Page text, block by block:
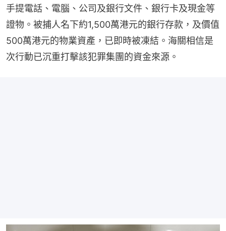
手提電話、電腦、公司及銀行文件、銀行卡及現金等
證物。被捕人名下約1,500萬港元的銀行存款，及價值
500萬港元的物業資產，已即時被凍結。海關相信是
次行動已沉重打擊該犯罪集團的資金來源。